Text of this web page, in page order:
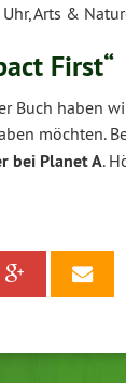
Uhr, Arts &
First“
Buch haben
möchten.
bei Planet A.